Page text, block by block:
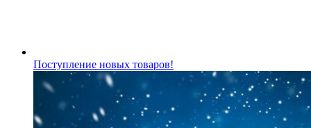
Поступление новых товаров!